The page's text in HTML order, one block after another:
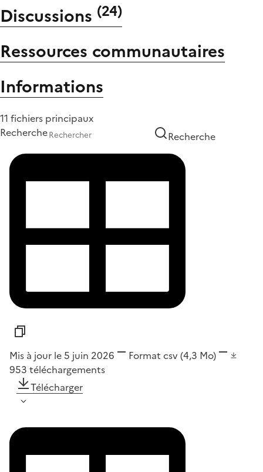
Discussions (24)
Ressources communautaires
Informations
11 fichiers principaux
Recherche
Recherche
Mis à jour le 5 juin 2026 Format csv(4,3 Mo)
953 téléchargements
Télécharger